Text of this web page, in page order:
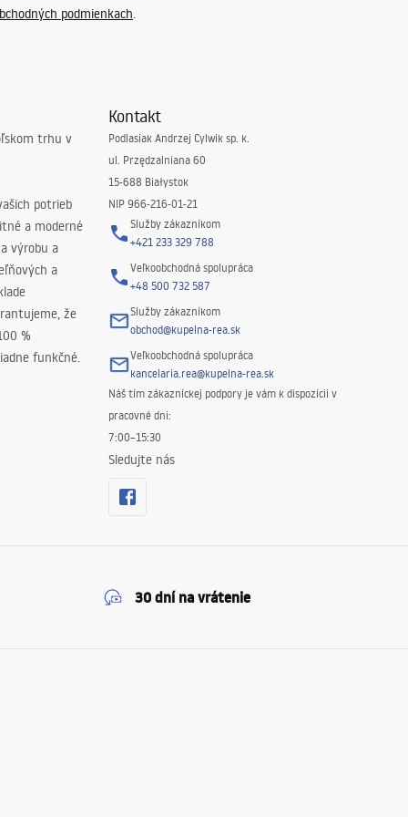
podmienkach.
trhu v
potrieb
a moderné
výrobu a
a
že
%
funkčné.
Kontakt
Podlasiak Andrzej Cylwik sp. k.
ul. Przędzalniana 60
15-688 Białystok
NIP 966-216-01-21
Služby zákazníkom
+421 233 329 788
Veľkoobchodná spolupráca
+48 500 732 587
Služby zákazníkom
obchod@kupelna-rea.sk
Veľkoobchodná spolupráca
kancelaria.rea@kupelna-rea.sk
Náš tím zákazníckej podpory je vám k dispozícii v
pracovné dni:
7:00–15:30
Sledujte nás
30 dní na vrátenie